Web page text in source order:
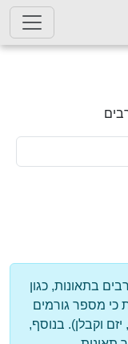
בתאונות, כגון
כי מספר גורמים
וקבלן). בנוסף,